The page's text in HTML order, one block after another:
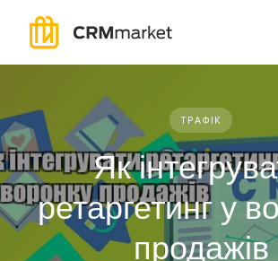
content
ТРАФІК
Як
ретаргетинг у
продажів